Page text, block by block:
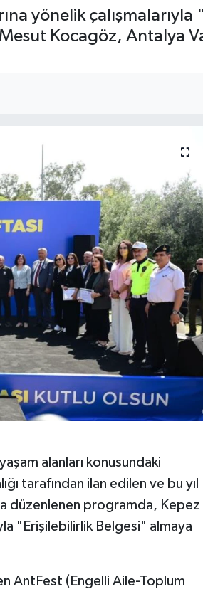
yönelik
Kocagöz, Antalya
alanları konusundaki
tarafından ilan edilen ve bu yıl
düzenlenen programda, Kepez
"Erişilebilirlik Belgesi" almaya
AntFest (Engelli Aile-Toplum